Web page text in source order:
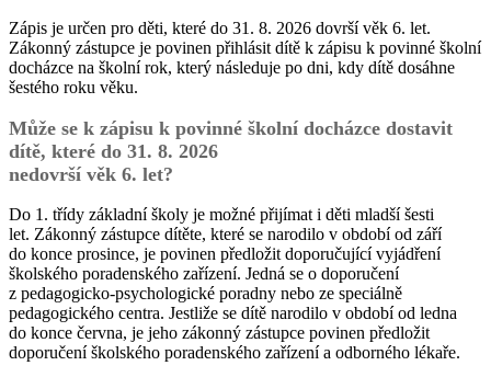
Zápis je určen pro děti, které do 31. 8. 2026 dovrší věk 6. let.
Zákonný zástupce je povinen přihlásit dítě k zápisu k povinné školní
docházce na školní rok, který následuje po dni, kdy dítě dosáhne
šestého roku věku.
Může se k zápisu k povinné školní docházce dostavit
dítě, které do 31. 8. 2026
nedovrší věk 6. let?
Do 1. třídy základní školy je možné přijímat i děti mladší šesti
let. Zákonný zástupce dítěte, které se narodilo v období od září
do konce prosince, je povinen předložit doporučující vyjádření
školského poradenského zařízení. Jedná se o doporučení
z pedagogicko-psychologické poradny nebo ze speciálně
pedagogického centra. Jestliže se dítě narodilo v období od ledna
do konce června, je jeho zákonný zástupce povinen předložit
doporučení školského poradenského zařízení a odborného lékaře.